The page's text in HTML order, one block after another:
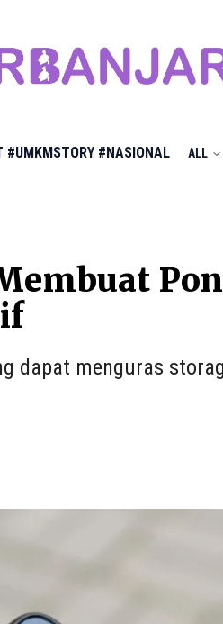
#UMKMSTORY #NASIONAL ALL
dapat menguras